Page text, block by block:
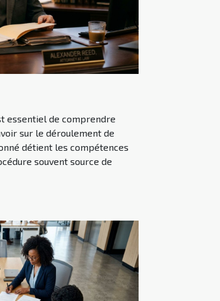
essentiel de comprendre
sur le déroulement de
détient les compétences
souvent source de